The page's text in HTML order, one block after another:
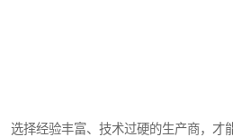
选择经验丰富、技术过硬的生产商，才